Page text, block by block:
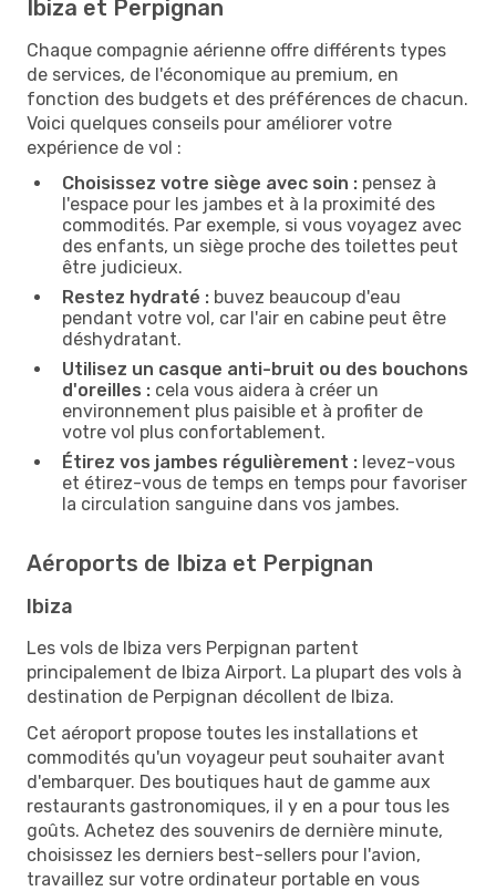
Ibiza et Perpignan
Chaque compagnie aérienne offre différents types
de services, de l'économique au premium, en
fonction des budgets et des préférences de chacun.
Voici quelques conseils pour améliorer votre
expérience de vol :
Choisissez votre siège avec soin : pensez à
l'espace pour les jambes et à la proximité des
commodités. Par exemple, si vous voyagez avec
des enfants, un siège proche des toilettes peut
être judicieux.
Restez hydraté : buvez beaucoup d'eau
pendant votre vol, car l'air en cabine peut être
déshydratant.
Utilisez un casque anti-bruit ou des bouchons
d'oreilles : cela vous aidera à créer un
environnement plus paisible et à profiter de
votre vol plus confortablement.
Étirez vos jambes régulièrement : levez-vous
et étirez-vous de temps en temps pour favoriser
la circulation sanguine dans vos jambes.
Aéroports de Ibiza et Perpignan
Ibiza
Les vols de Ibiza vers Perpignan partent
principalement de Ibiza Airport. La plupart des vols à
destination de Perpignan décollent de Ibiza.
Cet aéroport propose toutes les installations et
commodités qu'un voyageur peut souhaiter avant
d'embarquer. Des boutiques haut de gamme aux
restaurants gastronomiques, il y en a pour tous les
goûts. Achetez des souvenirs de dernière minute,
choisissez les derniers best-sellers pour l'avion,
travaillez sur votre ordinateur portable en vous